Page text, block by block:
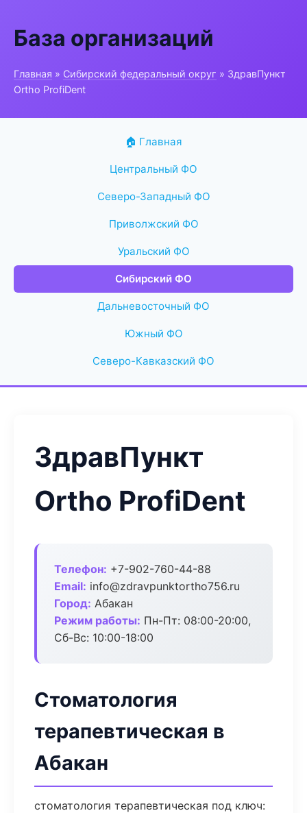
База организаций
Главная » Сибирский федеральный округ » ЗдравПункт
Ortho ProfiDent
🏠 Главная
Центральный ФО
Северо-Западный ФО
Приволжский ФО
Уральский ФО
Сибирский ФО
Дальневосточный ФО
Южный ФО
Северо-Кавказский ФО
ЗдравПункт
Ortho ProfiDent
Телефон: +7-902-760-44-88
Email: info@zdravpunktortho756.ru
Город: Абакан
Режим работы: Пн-Пт: 08:00-20:00,
Сб-Вс: 10:00-18:00
Стоматология
терапевтическая в
Абакан
стоматология терапевтическая под ключ: